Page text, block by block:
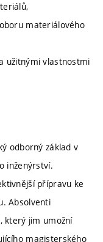
materiálového
užitnými vlastnostmi
odborný základ v
inženýrství.
přípravu ke
Absolventi
který jim umožní
magisterského